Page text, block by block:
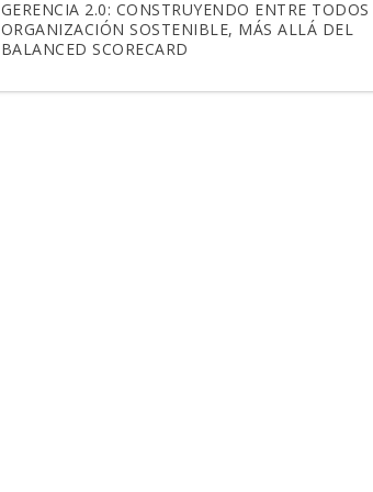
GERENCIA 2.0: CONSTRUYENDO ENTRE
ORGANIZACIÓN SOSTENIBLE, MÁS ALLÁ DEL
BALANCED SCORECARD